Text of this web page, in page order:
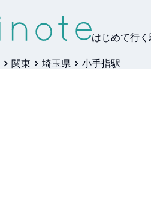
はじめて行
関東 埼玉県 小手指駅